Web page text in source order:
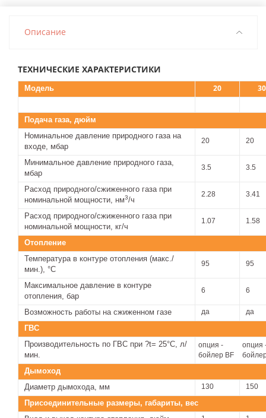
Описание
ТЕХНИЧЕСКИЕ ХАРАКТЕРИСТИКИ
Модель 20 30
Подача газа, дюйм
Номинальное давление природного газа на
входе, мбар
20 20
Минимальное давление природного газа,
мбар
3.5 3.5
Расход природного/сжиженного газа при
номинальной мощности, нм3/ч
2.28 3.41
Расход природного/сжиженного газа при
номинальной мощности, кг/ч
1.07 1.58
Отопление
Температура в контуре отопления (макс./
мин.), °С
95 95
Максимальное давление в контуре
отопления, бар
6 6
Возможность работы на сжиженном газе да да
ГВС
Производительность по ГВС при ?t= 25°С, л/
мин.
опция -
бойлер BF
опция
Дымоход
Диаметр дымохода, мм
130 150
Присоединительные размеры, габариты, вес